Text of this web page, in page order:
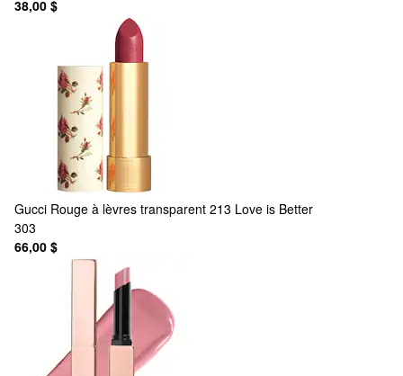
38,00 $
Gucci Rouge à lèvres transparent 213 Love is Better
303
66,00 $